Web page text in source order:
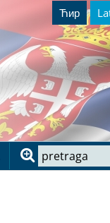
Ћир